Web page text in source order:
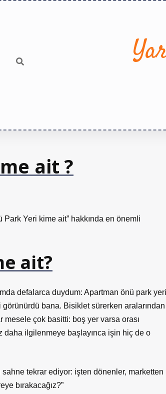
ait ?
Yeri kime ait” hakkında en önemli
ait?
defalarca duydum: Apartman önü park yeri
bana. Bisiklet sürerken aralarından
mesele çok basitti: boş yer varsa orası
daha ilgilenmeye başlayınca işin hiç de o
tekrar ediyor: işten dönenler, marketten
bırakacağız?”